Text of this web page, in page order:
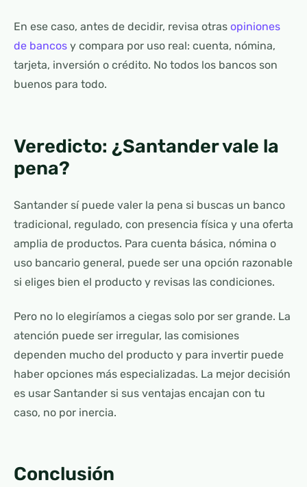
En ese caso, antes de decidir, revisa otras opiniones
de bancos y compara por uso real: cuenta, nómina,
tarjeta, inversión o crédito. No todos los bancos son
buenos para todo.
Veredicto: ¿Santander vale la
pena?
Santander sí puede valer la pena si buscas un banco
tradicional, regulado, con presencia física y una oferta
amplia de productos. Para cuenta básica, nómina o
uso bancario general, puede ser una opción razonable
si eliges bien el producto y revisas las condiciones.
Pero no lo elegiríamos a ciegas solo por ser grande. La
atención puede ser irregular, las comisiones
dependen mucho del producto y para invertir puede
haber opciones más especializadas. La mejor decisión
es usar Santander si sus ventajas encajan con tu
caso, no por inercia.
Conclusión